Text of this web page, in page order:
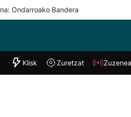
Ondarroako Bandera
"Helmuga"
Klisk
Klisk Zuretzat